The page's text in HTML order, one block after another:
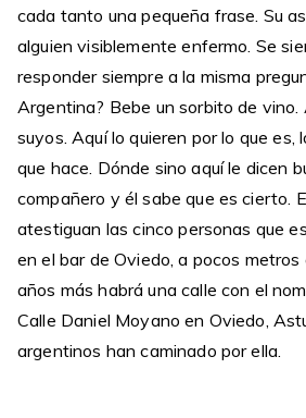
cada tanto una pequeña frase. Su
alguien visiblemente enfermo. Se
responder siempre a la misma
Argentina? Bebe un sorbito de
suyos. Aquí lo quieren por lo que es,
que hace. Dónde sino aquí le dicen
compañero y él sabe que es cierto.
atestiguan las cinco personas que
en el bar de Oviedo, a pocos
años más habrá una calle con el
Calle Daniel Moyano en Oviedo,
argentinos han caminado por ella.